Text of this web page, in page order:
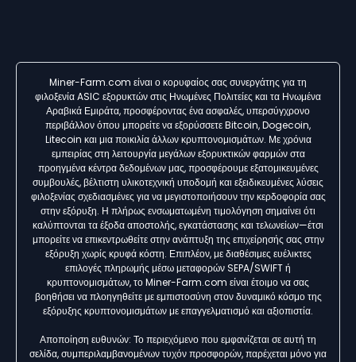
Miner-Farm.com είναι ο κορυφαίος σας συνεργάτης για τη
φιλοξενία ASIC εξορυκτών στις Ηνωμένες Πολιτείες και τα Ηνωμένα
Αραβικά Εμιράτα, προσφέροντας ένα ασφαλές, υπερσύγχρονο
περιβάλλον όπου μπορείτε να εξορύσσετε Bitcoin, Dogecoin,
Litecoin και μια ποικιλία άλλων κρυπτονομισμάτων. Με χρόνια
εμπειρίας στη λειτουργία μεγάλων εξορυκτικών φαρμών στα
προηγμένα κέντρα δεδομένων μας, προσφέρουμε εξατομικευμένες
συμβουλές, βέλτιστη υλικοτεχνική υποδομή και εξειδικευμένες λύσεις
φιλοξενίας σχεδιασμένες για να μεγιστοποιήσουν την κερδοφορία σας
στην εξόρυξη. Η πλήρως ενσωματωμένη τιμολόγηση σημαίνει ότι
καλύπτονται τα έξοδα αποστολής, εγκατάστασης και τελωνείων—έτσι
μπορείτε να επικεντρωθείτε στην ανάπτυξη της επιχείρησής σας στην
εξόρυξη χωρίς κρυφά κόστη. Επιπλέον, με διαθέσιμες ευέλικτες
επιλογές πληρωμής μέσω μεταφορών SEPA/SWIFT ή
κρυπτονομισμάτων, το Miner-Farm.com είναι έτοιμο να σας
βοηθήσει να πλοηγηθείτε με εμπιστοσύνη στον δυναμικό κόσμο της
εξόρυξης κρυπτονομισμάτων με επαγγελματισμό και αξιοπιστία.
Αποποίηση ευθυνών: Το περιεχόμενο που εμφανίζεται σε αυτή τη
σελίδα, συμπεριλαμβανομένων τυχόν προσφορών, παρέχεται μόνο για